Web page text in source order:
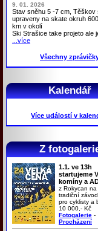
9. 01. 2026
Stav sněhu 5 -7 cm, Těškov
upraveny na skate okruh
km v okolí
Ski Strašice take projeto ale
...více
Všechny
Kalendář
Více událostí v
Z
1.1. ve 13h
startujeme
komíny a
z Rokycan na
tradiční
pro cyklisty a
10 000,- Kč
Fotogalerie -
Procházení